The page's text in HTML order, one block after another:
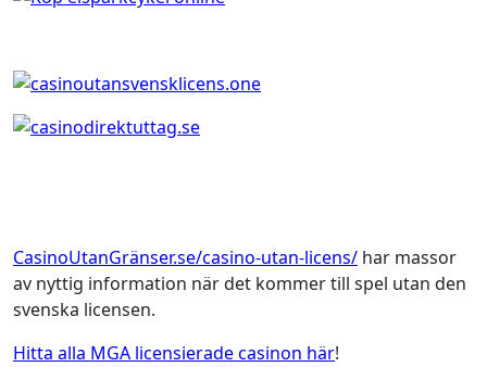
CasinoUtanGränser.se/casino-utan-licens/ har massor
av nyttig information när det kommer till spel utan den
svenska licensen.
Hitta alla MGA licensierade casinon här!